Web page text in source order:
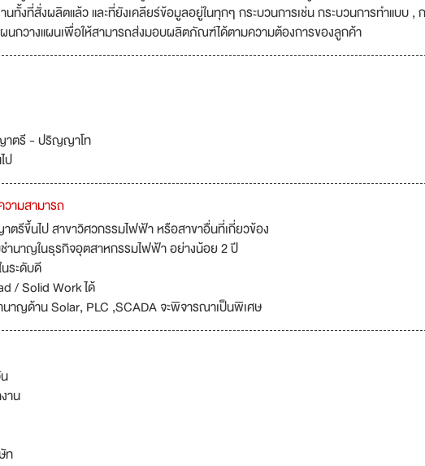
เดินสายไฟ รวมทั้งผลิตผลิตภัณฑ์โคมไฟส่องสว่าง เรารับรองว่าการผลิตเป็นไปต
เราจะพัฒนาต่อไปในทุกๆ ด้านเพื่อประโยชน์ทั้งลูกค้าและองค์กร นอกจากนี้เรายังส
กว่าและสูงกว่าจากแหล่งอื่นมาพัฒนาผลิตภัณฑ์และองค์กรของเรา'
ทั้งที่สั่งผลิตแล้ว และที่ยังเคลียร์ข้อมูลอยู่ในทุกๆ กระบวนการเช่น กระบวนการทำแบบ ,
นกวางแผนเพื่อให้สามารถส่งมอบผลิตภัณฑ์ได้ตามความต้องการของลูกค้า
ตรี - ปริญญาโท
ป
ามสามารถ
รีขึ้นไป สาขาวิศวกรรมไฟฟ้า หรือสาขาอื่นที่เกี่ยวข้อง
ำนาญในธุรกิจอุตสาหกรรมไฟฟ้า อย่างน้อย 2 ปี
ระดับดี
/ Solid Work ได้
าญด้าน Solar, PLC ,SCADA จะพิจารณาเป็นพิเศษ
าน
ท